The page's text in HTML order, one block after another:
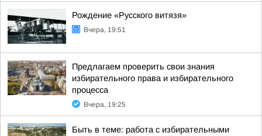
Рождение «Русского витязя»
Вчера, 19:51
Предлагаем проверить свои знания
избирательного права и избирательного
процесса
Вчера, 19:25
Быть в теме: работа с избирательными